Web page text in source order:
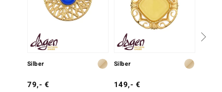
Silber
79,- €
Silber
149,- €